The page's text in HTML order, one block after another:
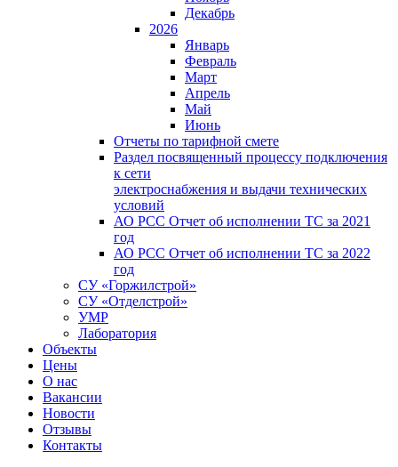
Декабрь
2026
Январь
Февраль
Март
Апрель
Май
Июнь
Отчеты по тарифной смете
Раздел посвященный процессу подключения
к сети
электроснабжения и выдачи технических
условий
АО РСС Отчет об исполнении ТС за 2021
год
АО РСС Отчет об исполнении ТС за 2022
год
СУ «Горжилстрой»
СУ «Отделстрой»
УМР
Лаборатория
Объекты
Цены
О нас
Вакансии
Новости
Отзывы
Контакты